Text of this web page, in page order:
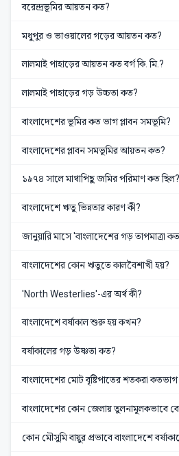
বরেন্দ্রভূমির আয়তন কত?
মধুপুর ও ভাওয়ালের গড়ের আয়তন কত?
লালমাই পাহাড়ের আয়তন কত বর্গ কি. মি.?
লালমাই পাহাড়ের গড় উচ্চতা কত?
বাংলাদেশের ভূমির কত ভাগ প্লাবন সমভূমি?
বাংলাদেশের প্লাবন সমভূমির আয়তন কত?
১৯৭৪ সালে মাথাপিছু জমির পরিমাণ কত ছিল?
বাংলাদেশে ঋতু ভিন্নতার কারণ কী?
জানুয়ারি মাসে 'বাংলাদেশের গড় তাপমাত্রা
বাংলাদেশের কোন ঋতুতে কালবৈশাখী হয়?
'North Westerlies'-এর অর্থ কী?
বাংলাদেশে বর্ষাকাল শুরু হয় কখন?
বর্ষাকালের গড় উষ্ণতা কত?
বাংলাদেশের মোট বৃষ্টিপাতের শতকরা কতভাগ
বাংলাদেশের কোন জেলায় তুলনামূলকভাবে
কোন মৌসুমি বায়ুর প্রভাবে বাংলাদেশে